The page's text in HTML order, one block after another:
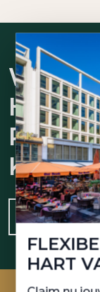
JA, IK
HART